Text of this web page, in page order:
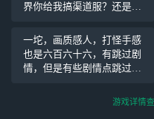
界你给我搞渠道服？还是别
mumu模拟器上去玩不就行
了，我要官服不要渠道服！
一坨，画质感人，打怪手感
也是六百六十六，有跳过剧
情，但是有些剧情点跳过点
底，有没有大小保底，不知
游戏详情